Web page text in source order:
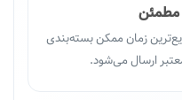
مطمئن
زمان ممکن بسته‌بندی
ارسال می‌شود.